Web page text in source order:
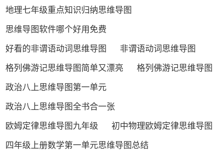
地理七年级重点知识归纳思维导图
思维导图软件哪个好用免费
好看的非谓语动词思维导图 非谓语动词思维导图
格列佛游记思维导图简单又漂亮 格列佛游记思维导图
政治八上思维导图第一单元
政治八上思维导图全书合一张
欧姆定律思维导图九年级 初中物理欧姆定律思维导图
四年级上册数学第一单元思维导图总结